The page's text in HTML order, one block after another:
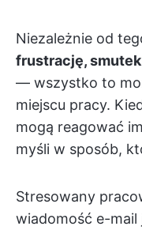
Niezależnie od
frustrację,
— wszystko to
miejscu pracy.
mogą reagować
myśli w sposób,
Stresowany
wiadomość e-